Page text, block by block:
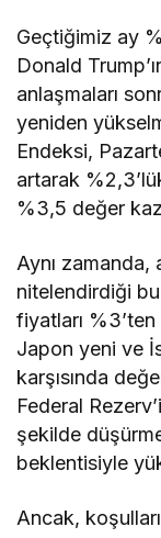
Geçtiğimiz ay
Donald
anlaşmaları
yeniden
Endeksi,
artarak
%3,5 değer
Aynı zamanda,
nitelendirdiği
fiyatları
Japon yeni ve
karşısında
Federal
şekilde
beklentisiyle
Ancak,